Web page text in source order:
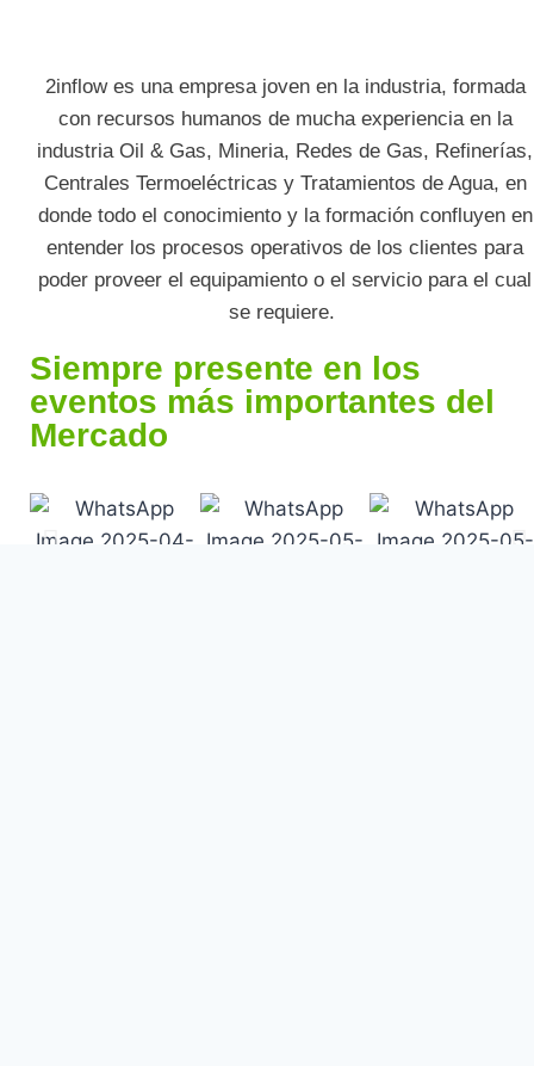
2inflow es una empresa joven en la industria, formada
con recursos humanos de mucha experiencia en la
industria Oil & Gas, Mineria, Redes de Gas, Refinerías,
Centrales Termoeléctricas y Tratamientos de Agua, en
donde todo el conocimiento y la formación confluyen en
entender los procesos operativos de los clientes para
poder proveer el equipamiento o el servicio para el cual
se requiere.
Siempre presente en los
eventos más importantes del
Mercado